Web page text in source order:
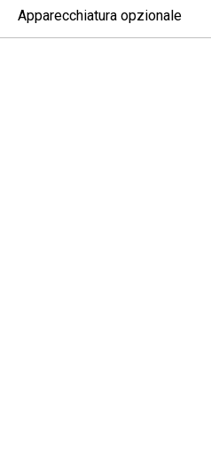
Apparecchiatura opzionale